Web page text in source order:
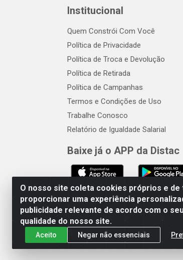
O nosso site coleta cookies próprios e
proporcionar uma experiência
publicidade relevante de acordo com o
qualidade do nosso site.
Aceito Negar não essenciais
Institucional
Quem Constrói Com Você
Política de Privacidade
Política de Troca e Devolução
Política de Retirada
Política de Campanhas
Termos e Condições de Uso
Trabalhe Conosco
Relatório de Igualdade Salarial
Baixe já o APP da Distac
Distac